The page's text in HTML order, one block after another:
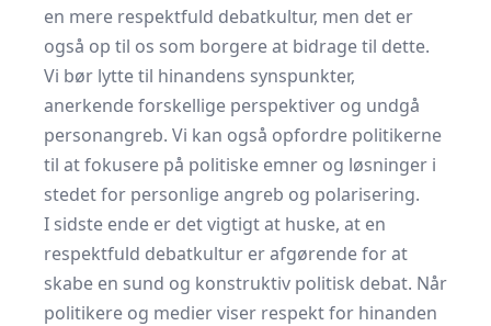
en mere respektfuld debatkultur, men det er
også op til os som borgere at bidrage til dette.
Vi bør lytte til hinandens synspunkter,
anerkende forskellige perspektiver og undgå
personangreb. Vi kan også opfordre politikerne
til at fokusere på politiske emner og løsninger i
stedet for personlige angreb og polarisering.
I sidste ende er det vigtigt at huske, at en
respektfuld debatkultur er afgørende for at
skabe en sund og konstruktiv politisk debat. Når
politikere og medier viser respekt for hinanden